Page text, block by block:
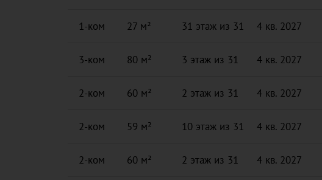
1-ком 27 м² 31 этаж из 31 4 кв. 2027
3-ком 80 м² 3 этаж из 31 4 кв. 2027
2-ком 60 м² 2 этаж из 31 4 кв. 2027
2-ком 59 м² 10 этаж из 31 4 кв. 2027
2-ком 60 м² 2 этаж из 31 4 кв. 2027